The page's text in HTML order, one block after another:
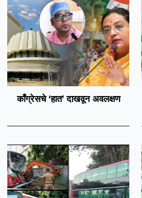
काँग्रेसचे ‘हात’ दाखवून अवलक्षण